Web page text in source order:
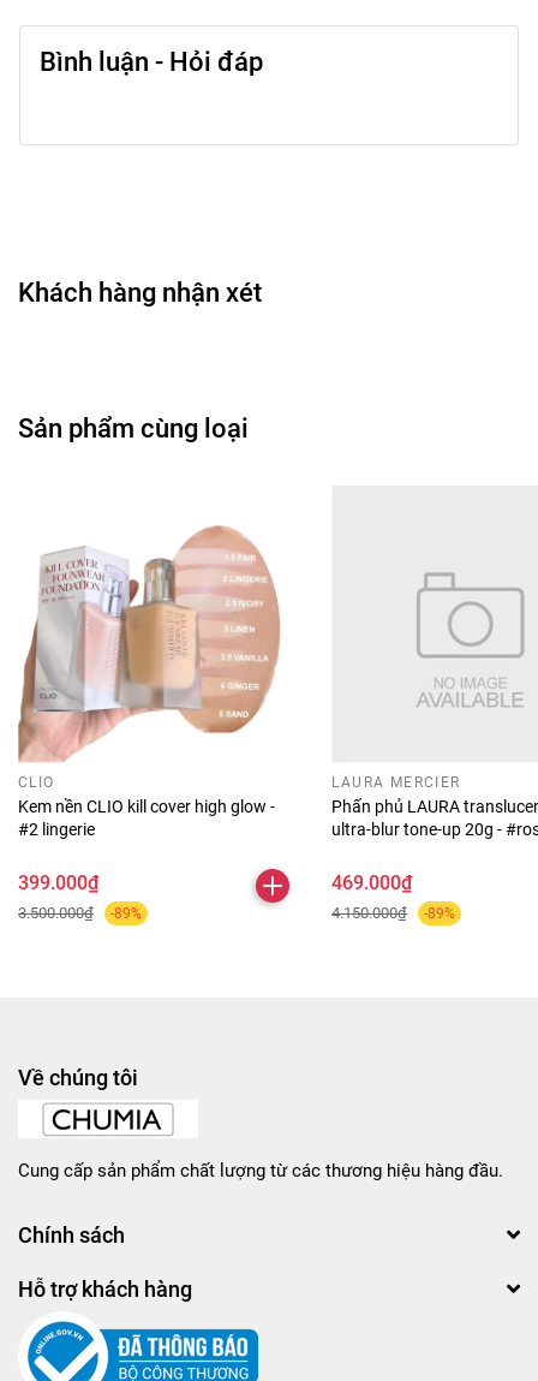
Bình luận - Hỏi đáp
Khách hàng nhận xét
Sản phẩm cùng loại
CLIO
Kem nền CLIO kill cover high glow -
#2 lingerie
399.000₫
3.500.000₫ -89%
LAURA MERCIER
Phấn phủ LAURA
ultra-blur tone-up 20g -
469.000₫
4.150.000₫ -89%
Về chúng tôi
Cung cấp sản phẩm chất lượng từ các thương hiệu hàng đầu.
Chính sách
Hỗ trợ khách hàng